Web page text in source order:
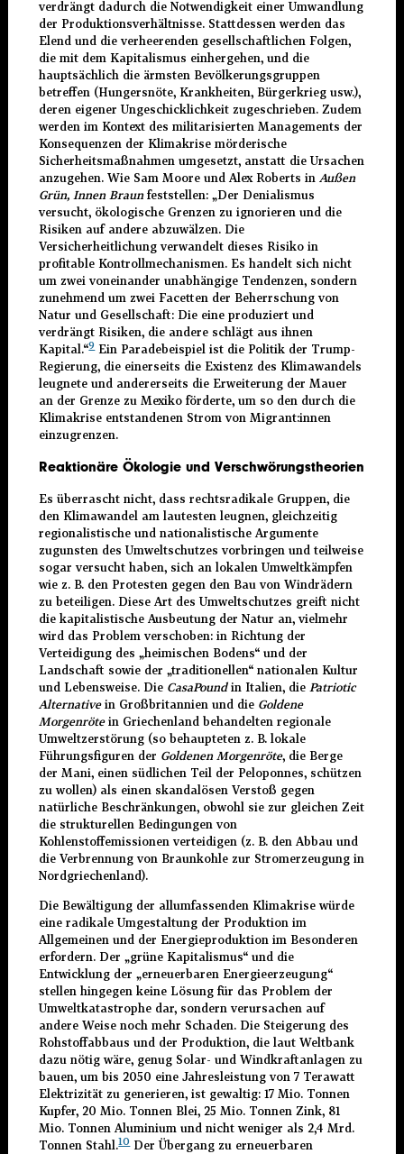
verdrängt dadurch die Notwendigkeit einer Umwandlung
der Produktionsverhältnisse. Stattdessen werden das
Elend und die verheerenden gesellschaftlichen Folgen,
die mit dem Kapitalismus einhergehen, und die
hauptsächlich die ärmsten Bevölkerungsgruppen
betreffen (Hungersnöte, Krankheiten, Bürgerkrieg usw.),
deren eigener Ungeschicklichkeit zugeschrieben. Zudem
werden im Kontext des militarisierten Managements der
Konsequenzen der Klimakrise mörderische
Sicherheitsmaßnahmen umgesetzt, anstatt die Ursachen
anzugehen. Wie Sam Moore und Alex Roberts inAußen
Grün, Innen Braunfeststellen: „Der Denialismus
versucht, ökologische Grenzen zu ignorieren und die
Risiken auf andere abzuwälzen. Die
Versicherheitlichung verwandelt dieses Risiko in
profitable Kontrollmechanismen. Es handelt sich nicht
um zwei voneinander unabhängige Tendenzen, sondern
zunehmend um zwei Facetten der Beherrschung von
Natur und Gesellschaft: Die eine produziert und
verdrängt Risiken, die andere schlägt aus ihnen
Kapital.“9Ein Paradebeispiel ist die Politik der Trump-
Regierung, die einerseits die Existenz des Klimawandels
leugnete und andererseits die Erweiterung der Mauer
an der Grenze zu Mexiko förderte, um so den durch die
Klimakrise entstandenen Strom von Migrant:innen
einzugrenzen.
Reaktionäre Ökologie und Verschwörungstheorien
Es überrascht nicht, dass rechtsradikale Gruppen, die
den Klimawandel am lautesten leugnen, gleichzeitig
regionalistische und nationalistische Argumente
zugunsten des Umweltschutzes vorbringen und teilweise
sogar versucht haben, sich an lokalen Umweltkämpfen
wie z. B. den Protesten gegen den Bau von Windrädern
zu beteiligen. Diese Art des Umweltschutzes greift nicht
die kapitalistische Ausbeutung der Natur an, vielmehr
wird das Problem verschoben: in Richtung der
Verteidigung des „heimischen Bodens“ und der
Landschaft sowie der „traditionellen“ nationalen Kultur
und Lebensweise. Die CasaPoundin Italien, die Patriotic
Alternativein Großbritannien und die Goldene
Morgenrötein Griechenland behandelten regionale
Umweltzerstörung (so behaupteten z. B. lokale
Führungsfiguren der Goldenen Morgenröte, die Berge
der Mani, einen südlichen Teil der Peloponnes, schützen
zu wollen) als einen skandalösen Verstoß gegen
natürliche Beschränkungen, obwohl sie zur gleichen Zeit
die strukturellen Bedingungen von
Kohlenstoffemissionen verteidigen (z. B. den Abbau und
die Verbrennung von Braunkohle zur Stromerzeugung in
Nordgriechenland).
Die Bewältigung der allumfassenden Klimakrise würde
eine radikale Umgestaltung der Produktion im
Allgemeinen und der Energieproduktion im Besonderen
erfordern. Der „grüne Kapitalismus“ und die
Entwicklung der „erneuerbaren Energieerzeugung“
stellen hingegen keine Lösung für das Problem der
Umweltkatastrophe dar, sondern verursachen auf
andere Weise noch mehr Schaden. Die Steigerung des
Rohstoffabbaus und der Produktion, die laut Weltbank
dazu nötig wäre, genug Solar- und Windkraftanlagen zu
bauen, um bis 2050 eine Jahresleistung von 7 Terawatt
Elektrizität zu generieren, ist gewaltig: 17 Mio. Tonnen
Kupfer, 20 Mio. Tonnen Blei, 25 Mio. Tonnen Zink, 81
Mio. Tonnen Aluminium und nicht weniger als 2,4 Mrd.
Tonnen Stahl.10Der Übergang zu erneuerbaren